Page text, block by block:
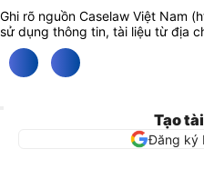
Ghi rõ nguồn Caselaw Việt Nam (
sử dụng thông tin, tài liệu từ địa
Tạo
Đăng ký